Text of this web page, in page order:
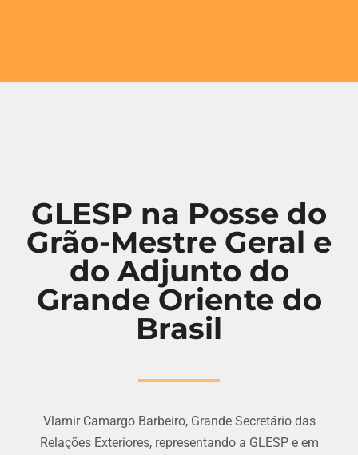
GLESP na Posse do
Grão-Mestre Geral e
do Adjunto do
Grande Oriente do
Brasil
Vlamir Camargo Barbeiro, Grande Secretário das
Relações Exteriores, representando a GLESP e em